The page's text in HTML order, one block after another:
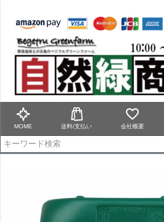
MOME 送料/支払い 会社概要